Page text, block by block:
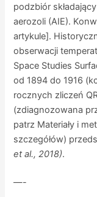
podzbiór
aerozoli (AIE).
artykule].
obserwacji
Space Studies
od 1894 do 1916
rocznych zliczeń
(zdiagnozowana
patrz Materiały i
szczegółów)
et al., 2018).
—-